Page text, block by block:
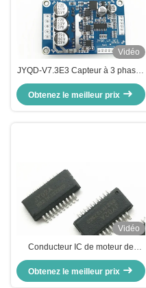
Vidéo
JYQD-V7.3E3 Capteur à 3 phases
BLDC Motor Driver Contrôleur de
moteur avec régulateur de courant
PWM 15A 36V
Obtenez le meilleur prix
Vidéo
Conducteur IC de moteur de
BLDC bloquant la protection avec
commencer la fonction de
règlement de couple
Obtenez le meilleur prix